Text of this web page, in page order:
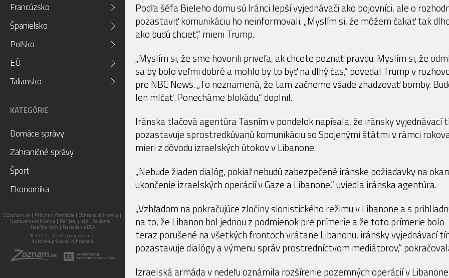
Francúzsko
Španielsko
Poľsko
EÚ
Taliansko
KATEGÓRIE
Domáce správy
Zahraničné správy
Šport
Ekonomika
O Zoznam.sk Právne informácie Ochrana súkromia
Nastavenie súkromia
Kariéra u nás
Reklama
Napíšte nám
Nariadenie DSA
© 1997 – 2026 Zoznam, s.r.o.
Autorské práva sú vyhradené.
Podľa šéfa Bieleho domu sú Iránci lepší vyjednávači ako bojovníci, ale o
pozastaviť komunikáciu ho neinformovali. „Myslím si, že môžem čakať tak
ako budú chcieť,“ mieni Trump.
„Myslím si, že sme hovorili priveľa, ak chcete poznať pravdu. Myslím si, že
sa by bolo veľmi dobré a mohlo by to byť na dlhý čas,“ povedal Trump v
pre NBC News. „To neznamená, že tam začneme všade zhadzovať bomby.
len mlčať. Ponecháme blokádu,“ doplnil.
Iránska tlačová agentúra Tasním v pondelok napísala, že iránsky vyjednávací
pozastavuje sprostredkúvanú komunikáciu so Spojenými štátmi v rámci
mieri z dôvodu izraelských útokov v Libanone.
„Nebude žiaden dialóg, pokiaľ nebudú zabezpečené iránske požiadavky na
ukončenie izraelských operácií v Gaze a Libanone,“ uviedla iránska agentúra.
„Vzhľadom na pokračujúce zločiny sionistického režimu v Libanone a s
na to, že Libanon bol jednou z podmienok pre prímerie a že toto prímerie bolo
teraz porušené na všetkých frontoch vrátane Libanonu, iránsky vyjednávací
pozastavuje dialógy a výmenu správ prostredníctvom mediátorov,“
Izraelská armáda v nedeľu oznámila rozšírenie pozemných operácií v